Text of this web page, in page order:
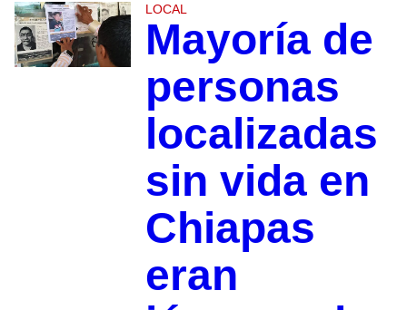
LOCAL
Mayoría de
personas
localizadas
sin vida en
Chiapas
eran